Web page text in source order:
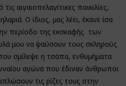
αιγαιοπελαγίτικες ποικιλίες,
Ο ίδιος, μας λέει, έκανε ίσα
περίοδο της εκσκαφής των
μου να ψαύσουν τους σκληρούς
σμίλεψε η τσάπα, ενθυμήματα
αγώνα που έδιναν άνθρωποι
τις ρίζες τους στην